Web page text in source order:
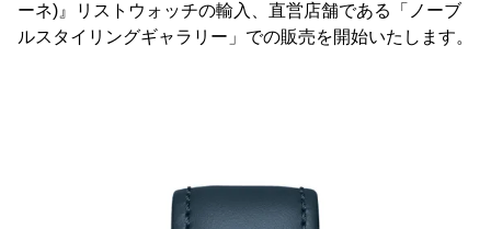
ーネ)』リストウォッチの輸入、直営店舗である「ノーブ
ルスタイリングギャラリー」での販売を開始いたします。